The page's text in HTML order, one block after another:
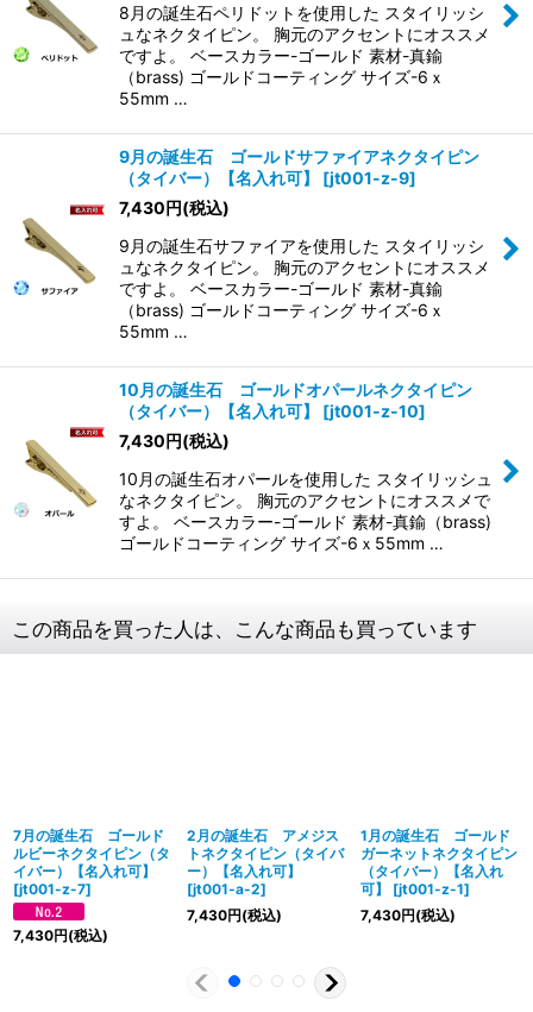
8月の誕生石ペリドットを使用した スタイリッシ
ュなネクタイピン。 胸元のアクセントにオススメ
ですよ。 ベースカラー-ゴールド 素材-真鍮
（brass) ゴールドコーティング サイズ-6ｘ
55mm …
9月の誕生石 ゴールドサファイアネクタイピン
（タイバー）【名入れ可】
[jt001-z-9]
7,430円(税込)
9月の誕生石サファイアを使用した スタイリッシ
ュなネクタイピン。 胸元のアクセントにオススメ
ですよ。 ベースカラー-ゴールド 素材-真鍮
（brass) ゴールドコーティング サイズ-6ｘ
55mm …
10月の誕生石 ゴールドオパールネクタイピン
（タイバー）【名入れ可】
[jt001-z-10]
7,430円(税込)
10月の誕生石オパールを使用した スタイリッシュ
なネクタイピン。 胸元のアクセントにオススメで
すよ。 ベースカラー-ゴールド 素材-真鍮（brass)
ゴールドコーティング サイズ-6ｘ55mm …
この商品を買った人は、こんな商品も買っています
7月の誕生石 ゴールド
ルビーネクタイピン（タ
イバー）【名入れ可】
[jt001-z-7]
7,430円(税込)
2月の誕生石 アメジス
トネクタイピン（タイバ
ー）【名入れ可】
[jt001-a-2]
7,430円(税込)
1月の誕生石 ゴールド
ガーネットネクタイピン
（タイバー）【名入れ
可】
[jt001-z-1]
7,430円(税込)